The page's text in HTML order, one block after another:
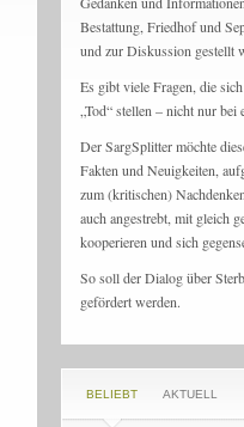
Bestattung, Friedhof und
und zur Diskussion gestellt
Es gibt viele Fragen, die
„Tod“ stellen – nicht nur
Der SargSplitter möchte
Fakten und Neuigkeiten,
zum (kritischen)
auch angestrebt, mit gleich
kooperieren und sich
So soll der Dialog über
gefördert werden.
BELIEBT AKTUELL